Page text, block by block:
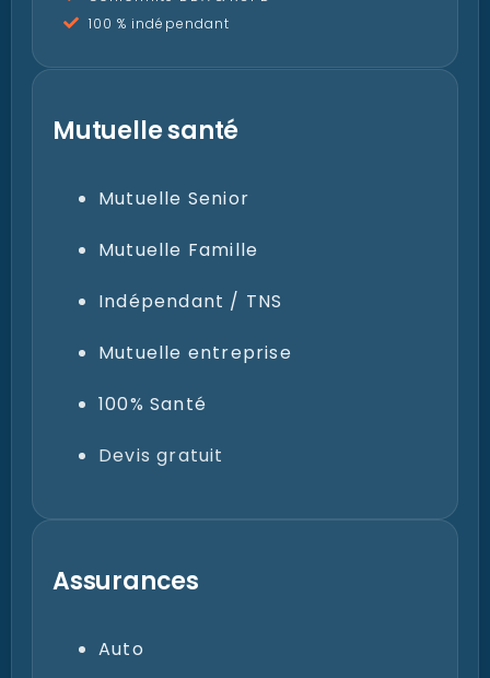
Mutuelle Famille
Indépendant / TNS
Mutuelle entreprise
100% Santé
Devis gratuit
Habitation